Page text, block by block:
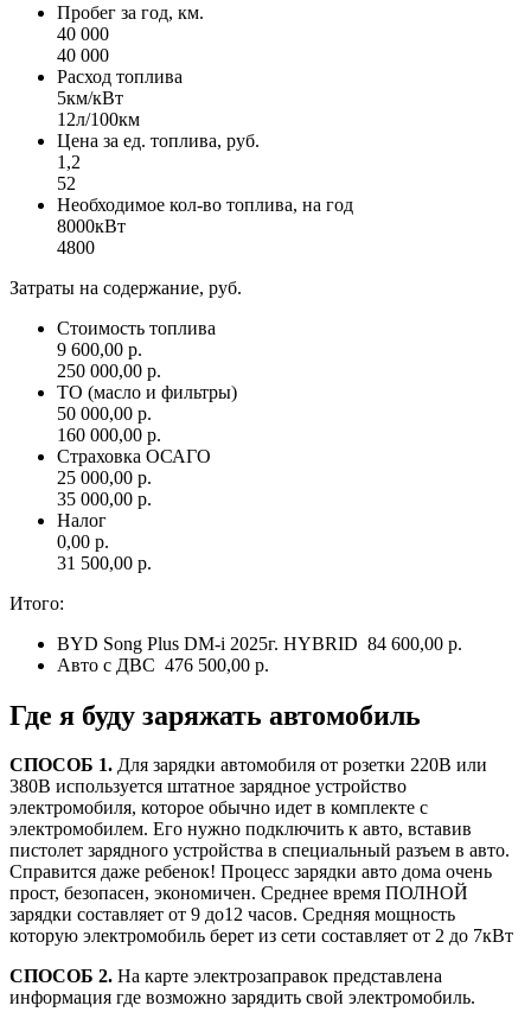
Пробег за год, км.
40 000
40 000
Расход топлива
5км/кВт
12л/100км
Цена за ед. топлива, руб.
1,2
52
Необходимое кол-во топлива, на год
8000кВт
4800
Затраты на содержание, руб.
Стоимость топлива
9 600,00 р.
250 000,00 р.
ТО (масло и фильтры)
50 000,00 р.
160 000,00 р.
Страховка ОСАГО
25 000,00 р.
35 000,00 р.
Налог
0,00 р.
31 500,00 р.
Итого:
BYD Song Plus DM-i 2025г. HYBRID 84 600,00 р.
Авто с ДВС 476 500,00 р.
Где я буду заряжать автомобиль
СПОСОБ 1. Для зарядки автомобиля от розетки 220В или
380В используется штатное зарядное устройство
электромобиля, которое обычно идет в комплекте с
электромобилем. Его нужно подключить к авто, вставив
пистолет зарядного устройства в специальный разъем в авто.
Справится даже ребенок! Процесс зарядки авто дома очень
прост, безопасен, экономичен. Среднее время ПОЛНОЙ
зарядки составляет от 9 до12 часов. Средняя мощность
которую электромобиль берет из сети составляет от 2 до 7кВт
СПОСОБ 2. На карте электрозаправок представлена
информация где возможно зарядить свой электромобиль.